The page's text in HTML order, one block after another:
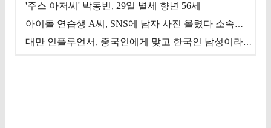
'주스 아저씨' 박동빈, 29일 별세 향년 56세
아이돌 연습생 A씨, SNS에 남자 사진 올렸다 소속사 퇴출
대만 인플루언서, 중국인에게 맞고 한국인 남성이라 진술 '후폭풍'